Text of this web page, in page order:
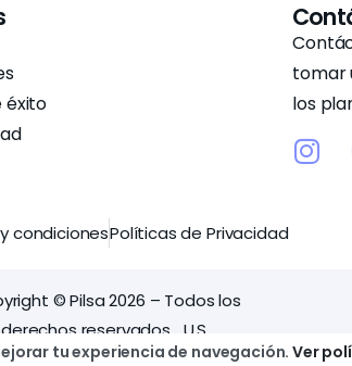
éxito
tomar
los
condicionesPolíticas de Privacidad
© Pilsa 2026 – Todos los
derechos reservados. U.S.
company. Based in
tu experiencia de navegación.Ver